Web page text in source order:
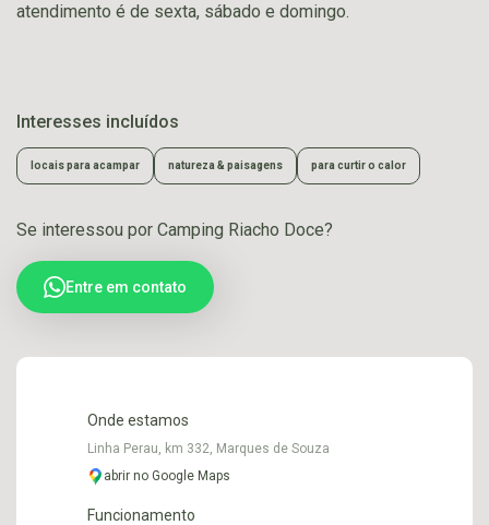
atendimento é de sexta, sábado e domingo.
Interesses incluídos
locais para acampar natureza & paisagens para curtir o calor
Se interessou por Camping Riacho Doce?
Entre em contato
Onde estamos
Linha Perau, km 332, Marques de Souza
abrir no Google Maps
Funcionamento